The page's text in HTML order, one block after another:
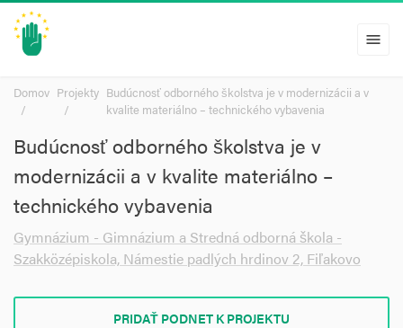
menu
Domov Projekty Budúcnosť odborného školstva je v modernizácii a v
kvalite materiálno – technického vybavenia
Budúcnosť odborného školstva je v
modernizácii a v kvalite materiálno –
technického vybavenia
Gymnázium - Gimnázium a Stredná odborná škola -
Szakközépiskola, Námestie padlých hrdinov 2, Fiľakovo
PRIDAŤ PODNET K PROJEKTU